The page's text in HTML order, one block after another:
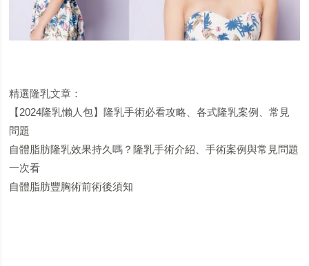
精選隆乳文章：
【2024隆乳懶人包】隆乳手術必看攻略、各式隆乳案例、常見
問題
自體脂肪隆乳效果持久嗎？隆乳手術介紹、手術案例與常見問題
一次看
自體脂肪豐胸術前術後須知